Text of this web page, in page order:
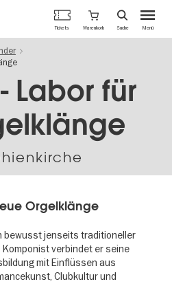
Menü
Tickets Warenkorb Suche
Labor für
Orgelklänge
bewusst jenseits traditioneller
verbindet er seine
mit Einflüssen aus
Clubkultur und